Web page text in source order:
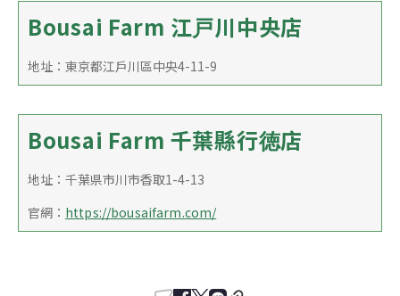
Bousai Farm 江戸川中央店
地址：東京都江戶川區中央4-11-9
Bousai Farm 千葉縣行徳店
地址：千葉県市川市香取1-4-13
官網： https://bousaifarm.com/